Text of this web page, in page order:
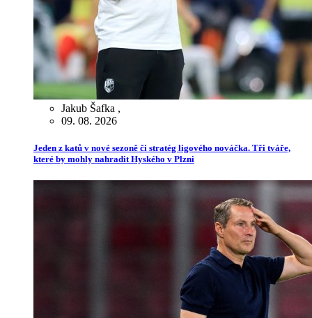
Jakub Šafka ,
09. 08. 2026
Jeden z katů v nové sezoně či stratég ligového nováčka. Tři tváře,
které by mohly nahradit Hyského v Plzni